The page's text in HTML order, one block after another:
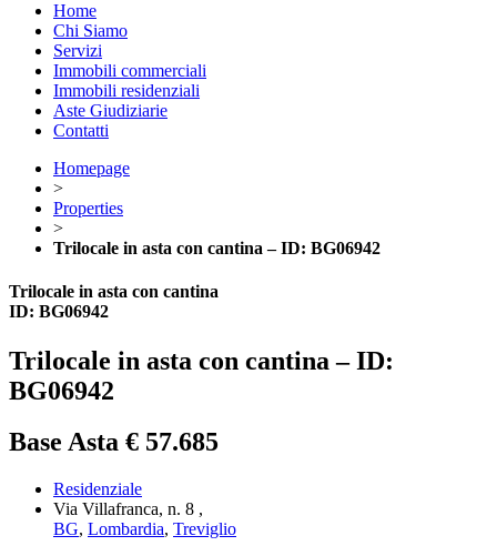
Home
Chi Siamo
Servizi
Immobili commerciali
Immobili residenziali
Aste Giudiziarie
Contatti
Homepage
>
Properties
>
Trilocale in asta con cantina – ID: BG06942
Trilocale in asta con cantina
ID: BG06942
Trilocale in asta con cantina – ID:
BG06942
Base Asta € 57.685
Residenziale
Via Villafranca, n. 8 ,
BG, Lombardia, Treviglio